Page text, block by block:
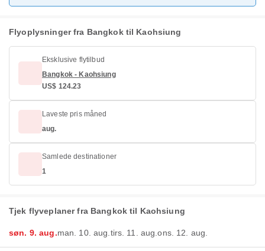
Flyoplysninger fra Bangkok til Kaohsiung
Eksklusive flytilbud
Bangkok - Kaohsiung
US$ 124.23
Laveste pris måned
aug.
Samlede destinationer
1
Tjek flyveplaner fra Bangkok til Kaohsiung
søn. 9. aug.man. 10. aug. tirs. 11. aug.ons. 12. aug.